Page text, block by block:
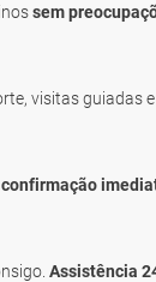
sem
visitas guiadas
confirmação
Assistência